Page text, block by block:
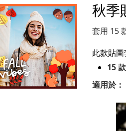
秋季
套用 15
此款貼圖
15
適用於：